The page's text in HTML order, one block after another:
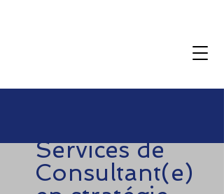
Services de
Consultant(e)